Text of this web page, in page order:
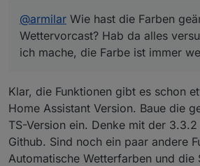
@armilar Wie hast die Farben
Wettervorcast? Hab da alles
ich mache, die Farbe ist immer
Klar, die Funktionen gibt es schon
Home Assistant Version. Baue die
TS-Version ein. Denke mit der
Github. Sind noch ein paar andere
Automatische Wetterfarben und die